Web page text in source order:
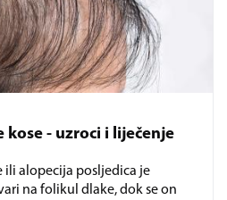
kose - uzroci i liječenje
ili alopecija posljedica je
na folikul dlake, dok se on